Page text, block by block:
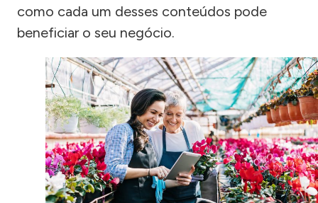
como cada um desses conteúdos pode
beneficiar o seu negócio.